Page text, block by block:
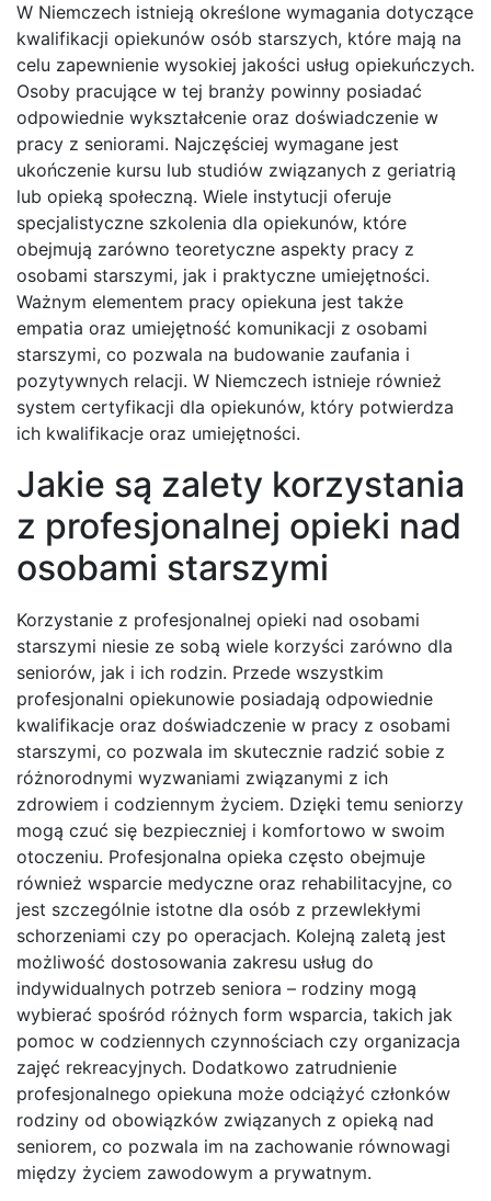
W Niemczech istnieją określone wymagania dotyczące
kwalifikacji opiekunów osób starszych, które mają na
celu zapewnienie wysokiej jakości usług opiekuńczych.
Osoby pracujące w tej branży powinny posiadać
odpowiednie wykształcenie oraz doświadczenie w
pracy z seniorami. Najczęściej wymagane jest
ukończenie kursu lub studiów związanych z geriatrią
lub opieką społeczną. Wiele instytucji oferuje
specjalistyczne szkolenia dla opiekunów, które
obejmują zarówno teoretyczne aspekty pracy z
osobami starszymi, jak i praktyczne umiejętności.
Ważnym elementem pracy opiekuna jest także
empatia oraz umiejętność komunikacji z osobami
starszymi, co pozwala na budowanie zaufania i
pozytywnych relacji. W Niemczech istnieje również
system certyfikacji dla opiekunów, który potwierdza
ich kwalifikacje oraz umiejętności.
Jakie są zalety korzystania
z profesjonalnej opieki nad
osobami starszymi
Korzystanie z profesjonalnej opieki nad osobami
starszymi niesie ze sobą wiele korzyści zarówno dla
seniorów, jak i ich rodzin. Przede wszystkim
profesjonalni opiekunowie posiadają odpowiednie
kwalifikacje oraz doświadczenie w pracy z osobami
starszymi, co pozwala im skutecznie radzić sobie z
różnorodnymi wyzwaniami związanymi z ich
zdrowiem i codziennym życiem. Dzięki temu seniorzy
mogą czuć się bezpieczniej i komfortowo w swoim
otoczeniu. Profesjonalna opieka często obejmuje
również wsparcie medyczne oraz rehabilitacyjne, co
jest szczególnie istotne dla osób z przewlekłymi
schorzeniami czy po operacjach. Kolejną zaletą jest
możliwość dostosowania zakresu usług do
indywidualnych potrzeb seniora – rodziny mogą
wybierać spośród różnych form wsparcia, takich jak
pomoc w codziennych czynnościach czy organizacja
zajęć rekreacyjnych. Dodatkowo zatrudnienie
profesjonalnego opiekuna może odciążyć członków
rodziny od obowiązków związanych z opieką nad
seniorem, co pozwala im na zachowanie równowagi
między życiem zawodowym a prywatnym.